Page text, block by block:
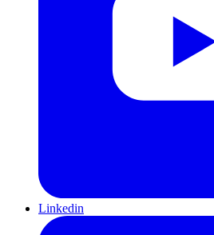
Linkedin